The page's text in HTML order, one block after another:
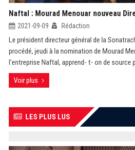
Naftal : Mourad Menouar nouveau
2021-09-09 Rédaction
Le président directeur général de la
procédé, jeudi à la nomination de Mourad
l’entreprise Naftal, apprend- t- on de source
Voir plus
LES PLUS LUS